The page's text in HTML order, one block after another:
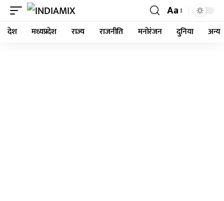
Aa
देश मध्यप्रदेश राज्य राजनीति मनोरंजन दुनिया अन्य